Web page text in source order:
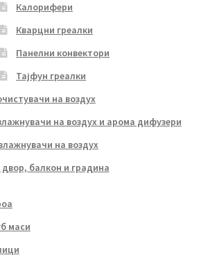
Калорифери
Кварцни греалки
Панелни конвектори
Тајфун греалки
на воздух
на воздух и арома дифузери
на воздух
балкон и градина
маси